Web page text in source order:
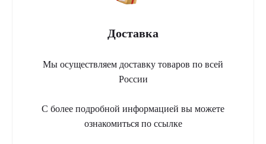
Доставка
Мы осуществляем доставку товаров по всей
России
С более подробной информацией вы можете
ознакомиться по ссылке